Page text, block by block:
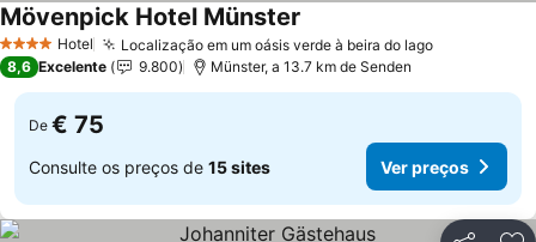
4 EstrelasHotel Localização em um oásis verde à beira do lago
Mövenpick Hotel Münster
8,6 Excelente 9.800 Münster, a 13.7 km de Senden
De € 75
Consulte os preços de 15 sites Ver preços